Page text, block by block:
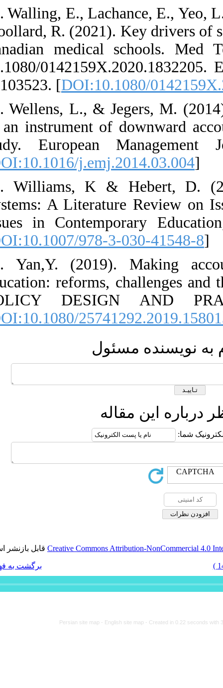
33. Walling, E.,
Woollard, R.
Canadian
10.1080/
33103523. [
34. Wellens,
as an
study.
[DOI:10.1016/
35. Williams,
Systems: A
Issues in
[DOI:10.1007/
36. Yan,Y.
education:
POLICY
[DOI:10.1080/
Creativeقابل بازنشر است.
Persian site